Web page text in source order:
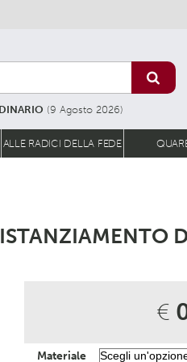
(9 Agosto 2026)
ALLE RADICI DELLA FEDE
€
Materiale